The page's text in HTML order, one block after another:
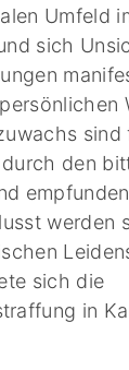
Umfeld
sich
sind
den
werden
sich die
in